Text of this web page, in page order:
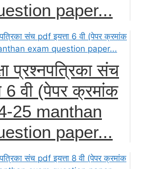
paper...
प्रश्नपत्रिका संच
6 वी (पेपर क्रमांक
25 manthan
paper...